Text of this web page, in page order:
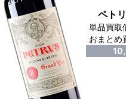
ペト
単品買
おまとめ